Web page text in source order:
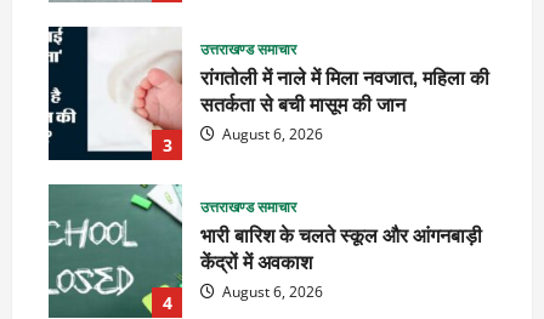
3
उत्तराखण्ड समाचार
रांगतोली में नाले में मिला नवजात, महिला की
सतर्कता से बची मासूम की जान
August 6, 2026
4
उत्तराखण्ड समाचार
भारी बारिश के चलते स्कूल और आंगनबाड़ी
केंद्रों में अवकाश
August 6, 2026